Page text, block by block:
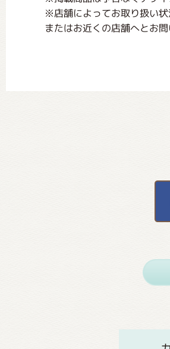
※店舗によってお取り扱い
またはお近くの店舗へとお問